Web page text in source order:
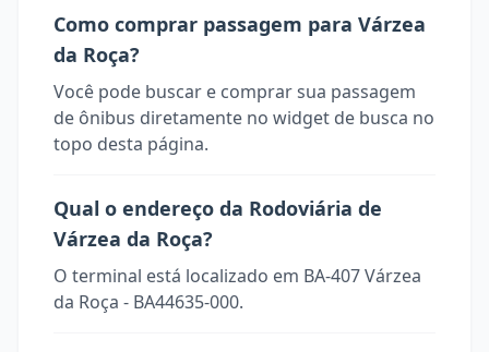
Como comprar passagem para Várzea
da Roça?
Você pode buscar e comprar sua passagem
de ônibus diretamente no widget de busca no
topo desta página.
Qual o endereço da Rodoviária de
Várzea da Roça?
O terminal está localizado em BA-407 Várzea
da Roça - BA44635-000.